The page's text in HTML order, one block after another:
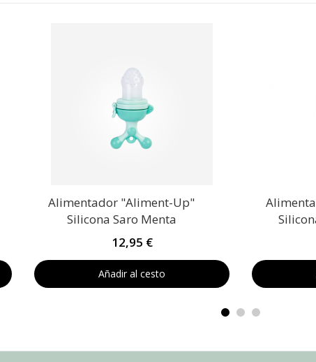
Alimentador "Aliment-Up"
Silicona Saro Menta
12,95 €
Añadir al cesto